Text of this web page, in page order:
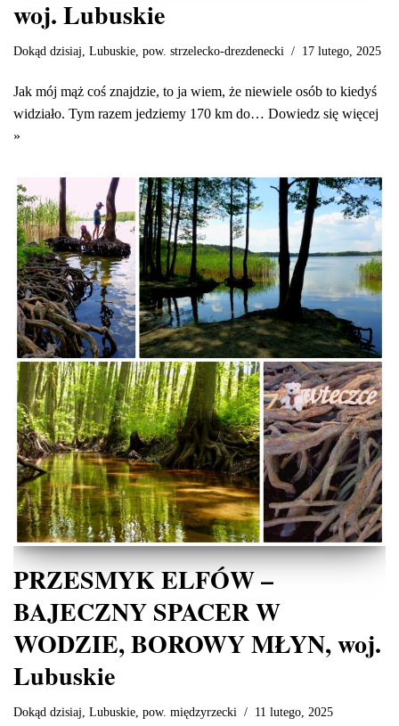
woj. Lubuskie
Dokąd dzisiaj Lubuskie pow. strzelecko-drezdenecki 17 lutego, 2025
Jak mój mąż coś znajdzie, to ja wiem, że niewiele osób to kiedyś
widziało. Tym razem jedziemy 170 km do… Dowiedz się więcej
»
PRZESMYK ELFÓW –
BAJECZNY SPACER W
WODZIE, BOROWY MŁYN, woj.
Lubuskie
Dokąd dzisiaj Lubuskie pow. międzyrzecki 11 lutego, 2025